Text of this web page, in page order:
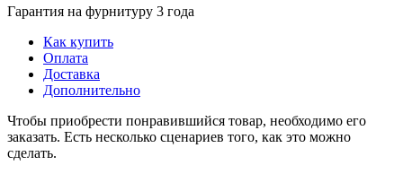
Гарантия на фурнитуру 3 года
Как купить
Оплата
Доставка
Дополнительно
Чтобы приобрести понравившийся товар, необходимо его
заказать. Есть несколько сценариев того, как это можно
сделать.